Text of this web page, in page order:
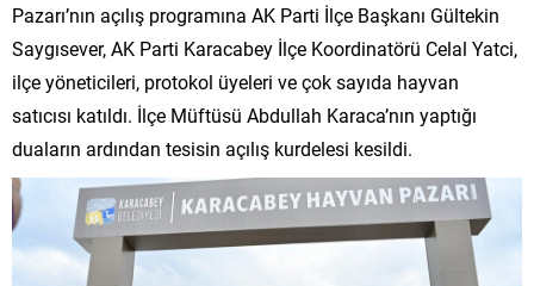
Pazarı’nın açılış programına AK Parti İlçe Başkanı Gültekin
Saygısever, AK Parti Karacabey İlçe Koordinatörü Celal Yatci,
ilçe yöneticileri, protokol üyeleri ve çok sayıda hayvan
satıcısı katıldı. İlçe Müftüsü Abdullah Karaca’nın yaptığı
duaların ardından tesisin açılış kurdelesi kesildi.